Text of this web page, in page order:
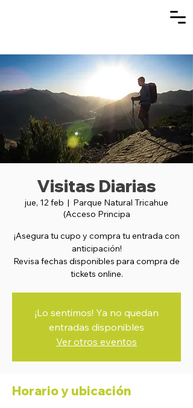
Visitas Diarias
jue, 12 feb
  |
Parque Natural Tricahue
(Acceso Principa
¡Asegura tu cupo y compra tu entrada con
anticipación!
Revisa fechas disponibles para compra de
tickets online.
¡Lo sentimos! Ya no quedan
entradas disponibles
Ver otros eventos
Horario y ubicación